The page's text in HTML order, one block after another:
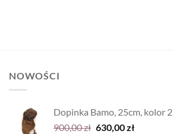
NOWOŚCI
Dopinka Bamo, 25cm, kolor 2
900,00zł Pierwotna
630,00złAktualna